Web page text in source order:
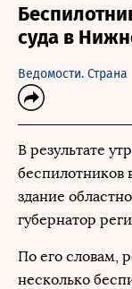
суда в
Ведомости. Страна
В результате
беспилотников
здание
губернатор
По его словам,
несколько